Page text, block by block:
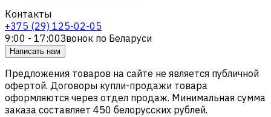
Контакты
+375 (29) 125-02-05
9:00 - 17:00Звонок по Беларуси
Написать нам
Предложения товаров на сайте не является публичной
офертой. Договоры купли-продажи товара
оформляются через отдел продаж. Минимальная сумма
заказа составляет 450 белорусских рублей.